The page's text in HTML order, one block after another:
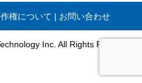
権について お問い合わせ
Inc. All Rights Reserved.